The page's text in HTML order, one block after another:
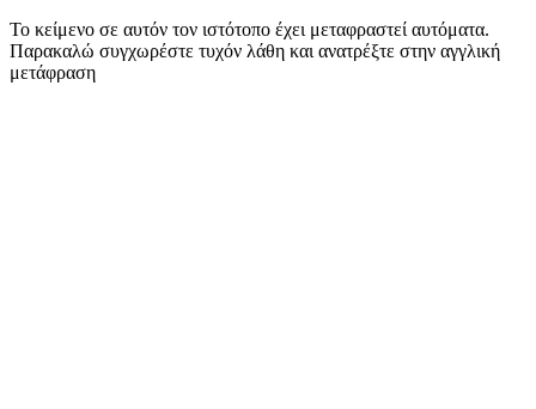
Το κείμενο σε αυτόν τον ιστότοπο έχει μεταφραστεί αυτόματα.
Παρακαλώ συγχωρέστε τυχόν λάθη και ανατρέξτε στην αγγλική
μετάφραση